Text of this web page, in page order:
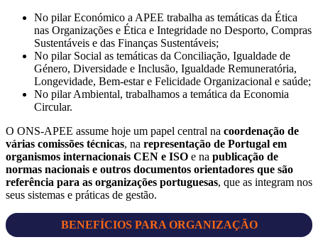
No pilar Económico a APEE trabalha as temáticas da Ética
nas Organizações e Ética e Integridade no Desporto, Compras
Sustentáveis e das Finanças Sustentáveis;
No pilar Social as temáticas da Conciliação, Igualdade de
Género, Diversidade e Inclusão, Igualdade Remuneratória,
Longevidade, Bem-estar e Felicidade Organizacional e saúde;
No pilar Ambiental, trabalhamos a temática da Economia
Circular.
O ONS-APEE assume hoje um papel central na coordenação de
várias comissões técnicas, na representação de Portugal em
organismos internacionais CEN e ISO e na publicação de
normas nacionais e outros documentos orientadores que são
referência para as organizações portuguesas, que as integram nos
seus sistemas e práticas de gestão.
BENEFÍCIOS PARA ORGANIZAÇÃO